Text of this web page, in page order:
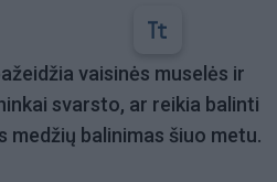
vaisinės muselės ir
svarsto, ar reikia balinti
medžių balinimas šiuo metu.